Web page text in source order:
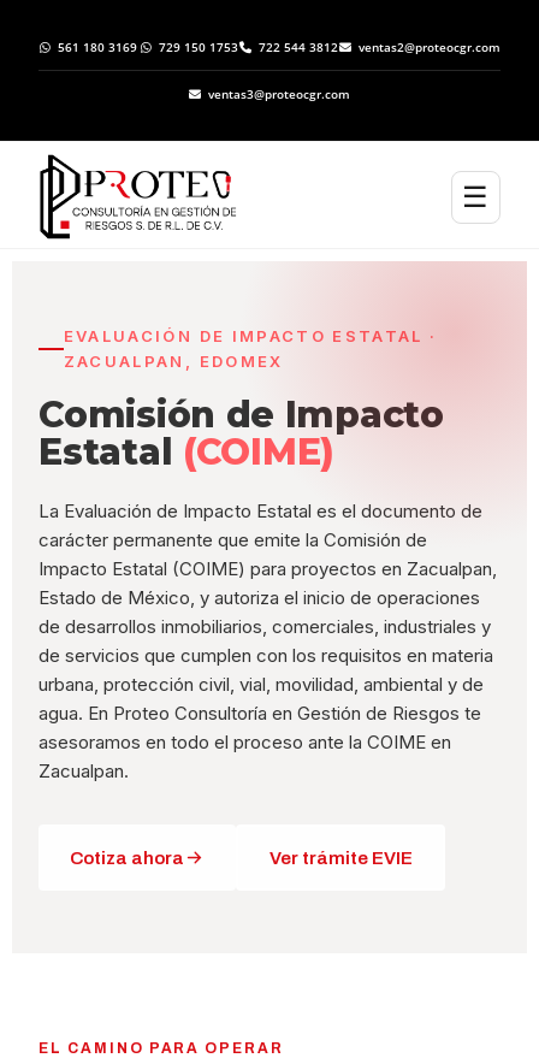
561 180 3169 729 150 1753 722 544 3812 ventas2@proteocgr.com
ventas3@proteocgr.com
☰
EVALUACIÓN DE IMPACTO ESTATAL ·
ZACUALPAN, EDOMEX
Comisión de Impacto
Estatal (COIME)
La Evaluación de Impacto Estatal es el documento de
carácter permanente que emite la Comisión de
Impacto Estatal (COIME) para proyectos en Zacualpan,
Estado de México, y autoriza el inicio de operaciones
de desarrollos inmobiliarios, comerciales, industriales y
de servicios que cumplen con los requisitos en materia
urbana, protección civil, vial, movilidad, ambiental y de
agua. En Proteo Consultoría en Gestión de Riesgos te
asesoramos en todo el proceso ante la COIME en
Zacualpan.
Cotiza ahora Ver trámite EVIE
EL CAMINO PARA OPERAR